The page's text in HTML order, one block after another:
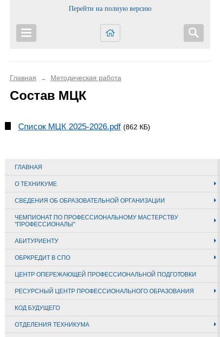
Перейти на полную версию
Главная → Методическая работа
Состав МЦК
Список МЦК 2025-2026.pdf (862 КБ)
ГЛАВНАЯ
О ТЕХНИКУМЕ
СВЕДЕНИЯ ОБ ОБРАЗОВАТЕЛЬНОЙ ОРГАНИЗАЦИИ
ЧЕМПИОНАТ ПО ПРОФЕССИОНАЛЬНОМУ МАСТЕРСТВУ
"ПРОФЕССИОНАЛЫ"
АБИТУРИЕНТУ
ОБРКРЕДИТ В СПО
ЦЕНТР ОПЕРЕЖАЮЩЕЙ ПРОФЕССИОНАЛЬНОЙ ПОДГОТОВКИ
РЕСУРСНЫЙ ЦЕНТР ПРОФЕССИОНАЛЬНОГО ОБРАЗОВАНИЯ
КОД БУДУЩЕГО
ОТДЕЛЕНИЯ ТЕХНИКУМА